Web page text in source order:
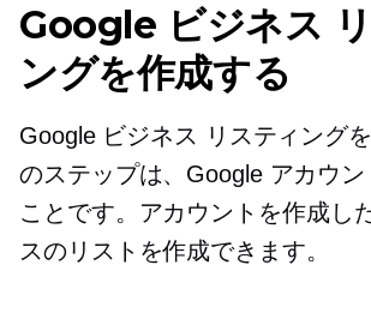
Google ビジネス
ングを作成する
Google ビジネス リスティング
のステップは、Google アカウ
ことです。アカウントを作成し
スのリストを作成できます。